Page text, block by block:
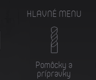
HLAVNÉ MENU
Pomôcky a
prípravky